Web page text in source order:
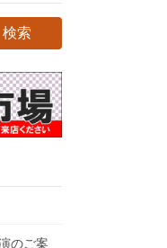
のご案